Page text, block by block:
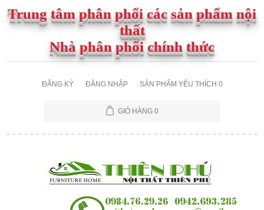
Trung tâm phân phối các sản phẩm nội
thất
Nhà phân phối chính thức
ĐĂNG KÝ ĐĂNG NHẬP SẢN PHẨM YÊU THÍCH 0
GIỎ HÀNG 0